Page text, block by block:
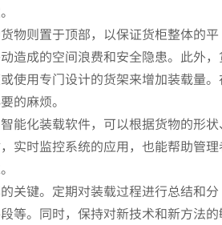
物则置于顶部，以保证货柜整体的平
造成的空间浪费和安全隐患。此外，
使用专门设计的货架来增加装载量。
的麻烦。
化装载软件，可以根据货物的形状、
实时监控系统的应用，也能帮助管理
关键。定期对装载过程进行总结和分
等。同时，保持对新技术和新方法